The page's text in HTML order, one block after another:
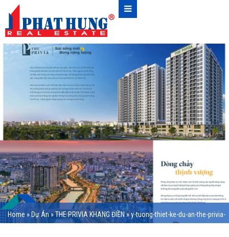
Home »Dự Án»THE PRIVIA KHANG ĐIỀN»y-tuong-thiet-ke-du-an-the-privia-